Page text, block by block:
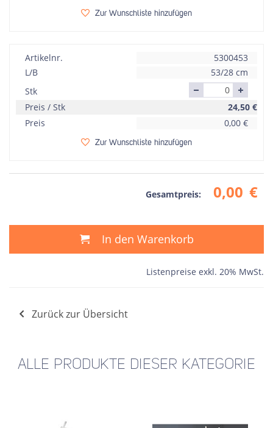
Zur Wunschliste hinzufügen
Artikelnr.
5300453
L/B
53/28 cm
Stk
Preis / Stk
24,50 €
Preis
0,00 €
Zur Wunschliste hinzufügen
Gesamtpreis: 0,00 €
In den Warenkorb
Listenpreise exkl. 20% MwSt.
Zurück zur Übersicht
ALLE PRODUKTE DIESER KATEGORIE